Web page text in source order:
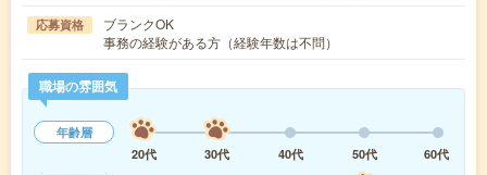
応募資格
ブランクOK
事務の経験がある方（経験年数は不問）
職場の雰囲気
年齢層
20代
30代 40代 50代
60代